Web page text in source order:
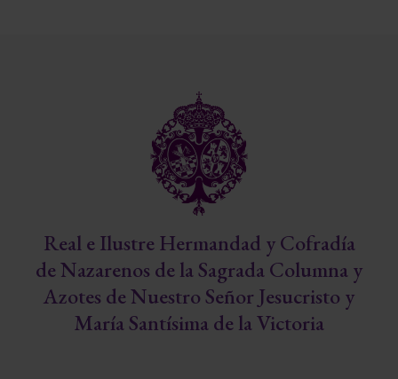
Real e Ilustre Hermandad y Cofradía
de Nazarenos de la Sagrada Columna y
Azotes de Nuestro Señor Jesucristo y
María Santísima de la Victoria